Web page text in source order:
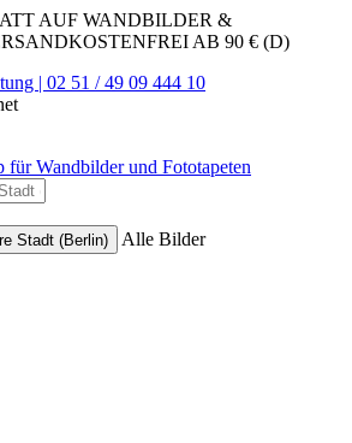
AUF WANDBILDER &
AB 90 € (D)
| 02 51 / 49 09 444 10
Stadt (Berlin)
Alle Bilder